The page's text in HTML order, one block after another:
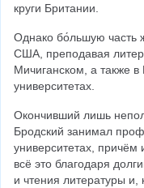
круги Британии.
Однако бо́льшую часть
США, преподавая
Мичиганском, а также
университетах.
Окончивший лишь
Бродский занимал
университетах, причём
всё это благодаря
и чтения литературы и,